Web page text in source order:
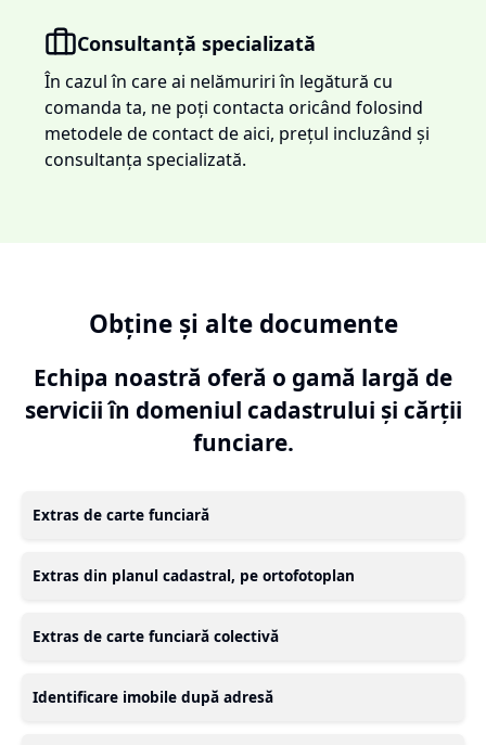
Consultanță specializată
În cazul în care ai nelămuriri în legătură cu
comanda ta, ne poți contacta oricând folosind
metodele de contact de aici, prețul incluzând și
consultanța specializată.
Obține și alte documente
Echipa noastră oferă o gamă largă de
servicii în domeniul cadastrului și cărții
funciare.
Extras de carte funciară
Extras din planul cadastral, pe ortofotoplan
Extras de carte funciară colectivă
Identificare imobile după adresă